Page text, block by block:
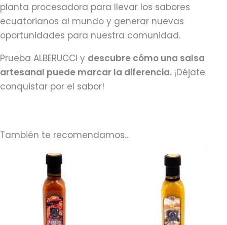
planta procesadora para llevar los sabores
ecuatorianos al mundo y generar nuevas
oportunidades para nuestra comunidad.
Prueba ALBERUCCI y descubre cómo una salsa
artesanal puede marcar la diferencia. ¡Déjate
conquistar por el sabor!
También te recomendamos…